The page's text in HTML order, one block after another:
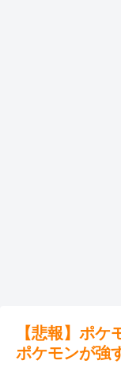
【悲報】ポケ
ポケモンが強